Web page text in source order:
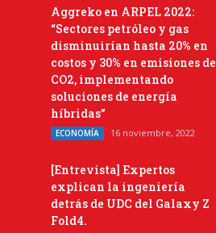
Aggreko en ARPEL 2022:
“Sectores petróleo y gas
disminuirían hasta 20% en
costos y 30% en emisiones de
CO2, implementando
soluciones de energía
híbridas”
ECONOMÍA 16 noviembre, 2022
[Entrevista] Expertos
explican la ingeniería
detrás de UDC del Galaxy Z
Fold4.